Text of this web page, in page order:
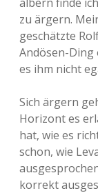
zu ärgern.
geschätzte
Andösen-Ding
es ihm nicht
Sich ärgern
Horizont es
hat, wie es
schon, wie
korrekt